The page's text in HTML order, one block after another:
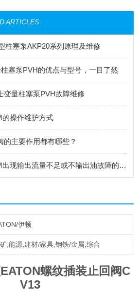
ARTICLES
柱塞泵AKP20系列原理及维修
塞泵PVH的优点与型号，一目了然
变量柱塞泵PVH故障维修
的操作维护方式
的主要作用都有哪些？
威格士柱塞泵PVM出现输出流量不足或不输出油故障的解决方法
伊顿
,能源,建材/家具,钢铁/金属,综合
螺纹插装止回阀C
V13